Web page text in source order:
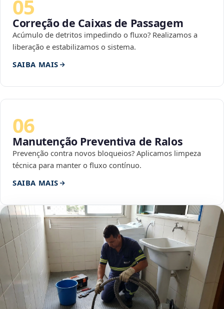
05
Correção de Caixas de Passagem
Acúmulo de detritos impedindo o fluxo? Realizamos a
liberação e estabilizamos o sistema.
SAIBA MAIS
06
Manutenção Preventiva de Ralos
Prevenção contra novos bloqueios? Aplicamos limpeza
técnica para manter o fluxo contínuo.
SAIBA MAIS